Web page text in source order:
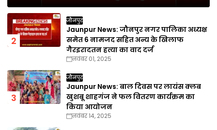
जौनपुर
Jaunpur News: जौनपुर नगर पालिका अध्यक्ष
समेत 6 नामजद सहित अन्य के खिलाफ
गैरइरादतन हत्या का वाद दर्ज
नवंबर 01, 2025
जौनपुर
Jaunpur News: बाल दिवस पर लायंस क्लब
खुशबू शाहगंज ने फल वितरण कार्यक्रम का
किया आयोजन
नवंबर 14, 2025